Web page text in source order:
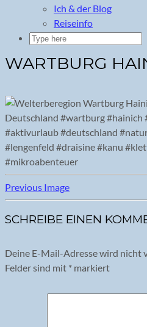
Ich & der Blog
Reiseinfo
WARTBURG
Previous Image
SCHREIBE EINEN
Deine E-Mail-Adresse wird nicht
Felder sind mit * markiert